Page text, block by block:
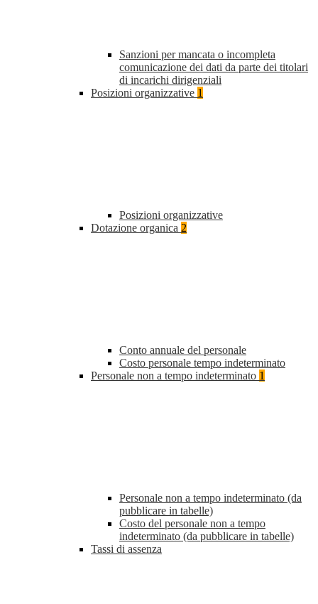
Sanzioni per mancata o incompleta
comunicazione dei dati da parte dei titolari
di incarichi dirigenziali
Posizioni organizzative 1
Posizioni organizzative
Dotazione organica 2
Conto annuale del personale
Costo personale tempo indeterminato
Personale non a tempo indeterminato 1
Personale non a tempo indeterminato (da
pubblicare in tabelle)
Costo del personale non a tempo
indeterminato (da pubblicare in tabelle)
Tassi di assenza